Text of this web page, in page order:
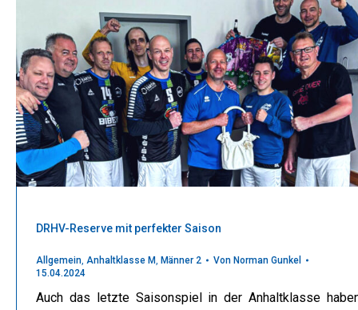
DRHV-Reserve mit perfekter Saison
Allgemein, Anhaltklasse M, Männer 2 Von Norman Gunkel
15.04.2024
Auch das letzte Saisonspiel in der Anhaltklasse